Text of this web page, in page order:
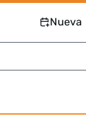
Nueva